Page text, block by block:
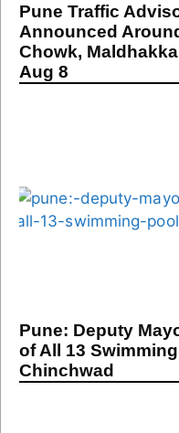
Pune Traffic
Announced
Chowk,
Aug 8
Pune: Deputy
of All 13
Chinchwad